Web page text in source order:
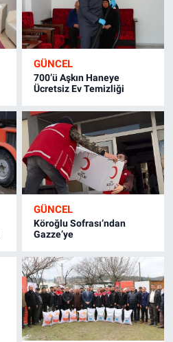
GÜNCEL
700’ü Aşkın Haneye
Ücretsiz Ev Temizliği
GÜNCEL
Köroğlu Sofrası’ndan
Gazze’ye